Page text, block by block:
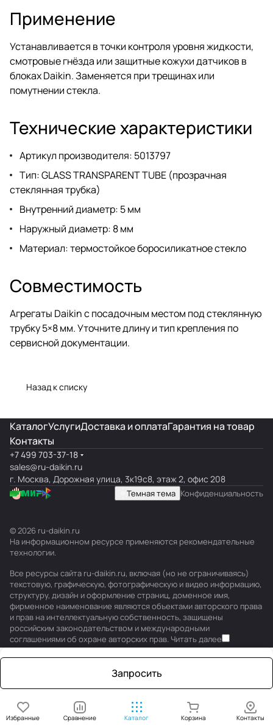
Применение
Устанавливается в точки контроля уровня жидкости,
смотровые гнёзда или защитные кожухи датчиков в
блоках Daikin. Заменяется при трещинах или
помутнении стекла.
Технические характеристики
Артикул производителя: 5013797
Тип: GLASS TRANSPARENT TUBE (прозрачная
стеклянная трубка)
Внутренний диаметр: 5 мм
Наружный диаметр: 8 мм
Материал: термостойкое боросиликатное стекло
Совместимость
Агрегаты Daikin с посадочным местом под стеклянную
трубку 5×8 мм. Уточните длину и тип крепления по
сервисной документации.
Назад к списку
Запросить
Избранные Сравнение Каталог Корзина Контакты
КаталогУслугиДоставка и оплатаГарантия на товар
Контакты
+7 499 703-37-18
sales@ru-daikin.ru
г. Москва, Дорожная улица, 3к19с8, этаж 2, офис 208
Темная тема Конфиденциальность
© 2026 ru-daikin.ru
На информационном ресурсе применяются рекомендательные
технологии.
Все ресурсы сайта ru-daikin.ru, включая (но не ограничиваясь)
текстовую, графическую, фотографическую и видео информацию,
структуру, дизайн и оформление страниц, доменное имя,
фирменное наименование являются объектами авторского права
и прав на интеллектуальную собственность, защищены
российским законодательством и международными
соглашениями об охране авторских прав. Читать далее